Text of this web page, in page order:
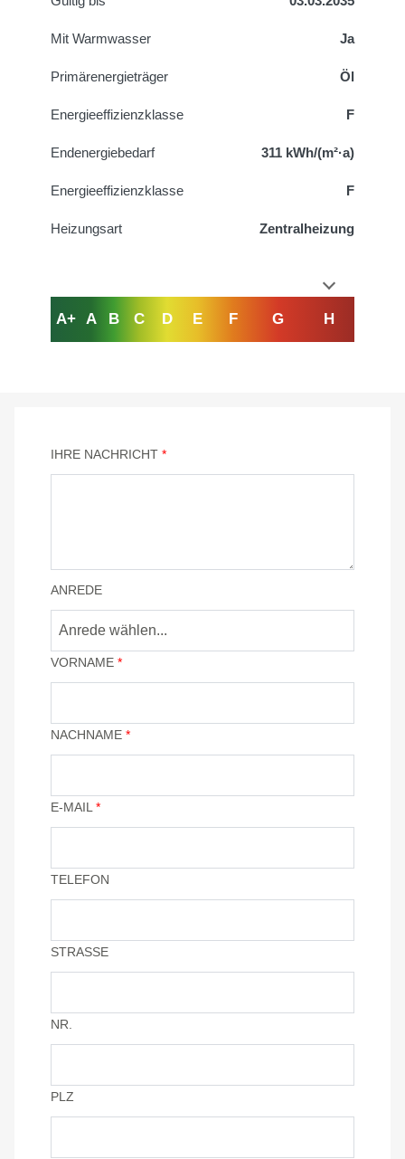
Mit Warmwasser Ja
Primärenergieträger Öl
Energieeffizienzklasse F
Endenergiebedarf 311 kWh/(m²·a)
Energieeffizienzklasse F
Heizungsart Zentralheizung
A+ A B C D E F G H
IHRE NACHRICHT *
ANREDE
Anrede wählen...
VORNAME *
NACHNAME *
E-MAIL *
TELEFON
STRASSE
NR.
PLZ